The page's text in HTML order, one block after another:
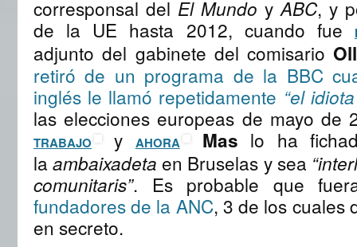
corresponsal del El Mundo y ABC, y
de la UE hasta 2012, cuando fue
adjunto del gabinete del comisario
retiró de un programa de la BBC
inglés le llamó repetidamente “el
las elecciones europeas de mayo de
TRABAJO y AHORA Mas lo ha
laambaixadeta en Bruselas y sea
comunitaris”. Es probable que
fundadores de la ANC, 3 de los cuales
en secreto.